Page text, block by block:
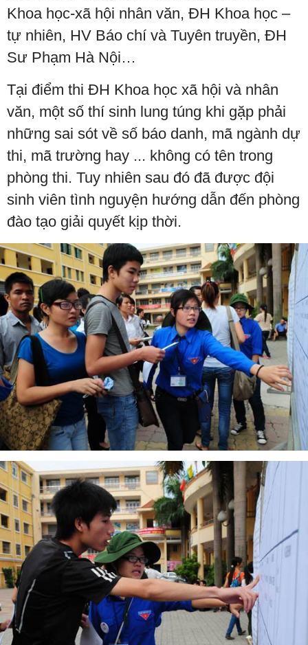
Khoa học-xã hội nhân văn, ĐH Khoa học –
tự nhiên, HV Báo chí và Tuyên truyền, ĐH
Sư Phạm Hà Nội…
Tại điểm thi ĐH Khoa học xã hội và nhân
văn, một số thí sinh lung túng khi gặp phải
những sai sót về số báo danh, mã ngành dự
thi, mã trường hay ... không có tên trong
phòng thi. Tuy nhiên sau đó đã được đội
sinh viên tình nguyện hướng dẫn đến phòng
đào tạo giải quyết kịp thời.